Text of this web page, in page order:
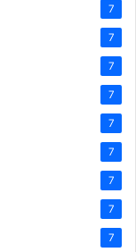
7
7
7
7
7
7
7
7
7